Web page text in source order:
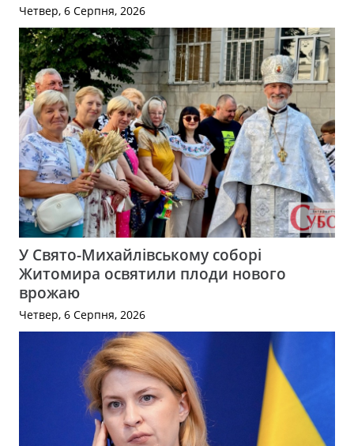
Четвер, 6 Серпня, 2026
У Свято-Михайлівському соборі
Житомира освятили плоди нового
врожаю
Четвер, 6 Серпня, 2026